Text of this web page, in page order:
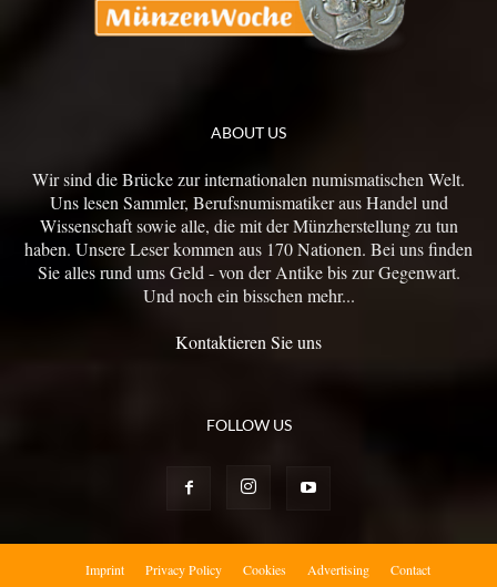
ABOUT US
Wir sind die Brücke zur internationalen numismatischen Welt.
Uns lesen Sammler, Berufsnumismatiker aus Handel und
Wissenschaft sowie alle, die mit der Münzherstellung zu tun
haben. Unsere Leser kommen aus 170 Nationen. Bei uns finden
Sie alles rund ums Geld - von der Antike bis zur Gegenwart.
Und noch ein bisschen mehr...
Kontaktieren Sie uns
FOLLOW US
Imprint Privacy Policy Cookies Advertising Contact